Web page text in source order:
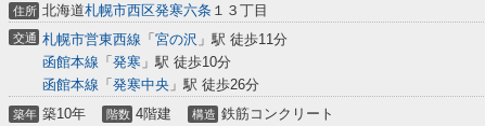
住所 北海道札幌市西区発寒六条 １３丁目
交通 札幌市営東西線 「 宮の沢 」駅 徒歩11分
函館本線 「 発寒 」駅 徒歩10分
函館本線 「 発寒中央 」駅 徒歩26分
築年 築10年 階数 4階建 構造 鉄筋コンクリート